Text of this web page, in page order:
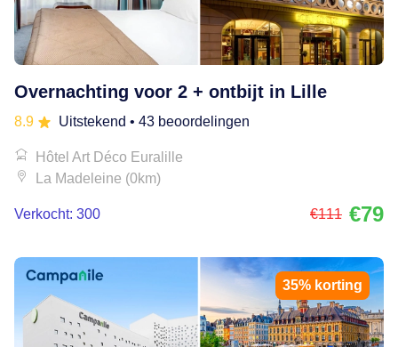
Overnachting voor 2 + ontbijt in Lille
8.9 Uitstekend • 43 beoordelingen
Hôtel Art Déco Euralille
La Madeleine (0km)
Verkocht: 300 €111 €79
35% korting